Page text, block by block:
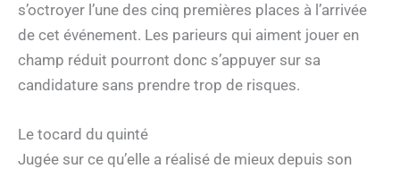
s’octroyer l’une des cinq premières places à l’arrivée
de cet événement. Les parieurs qui aiment jouer en
champ réduit pourront donc s’appuyer sur sa
candidature sans prendre trop de risques.
Le tocard du quinté
Jugée sur ce qu’elle a réalisé de mieux depuis son